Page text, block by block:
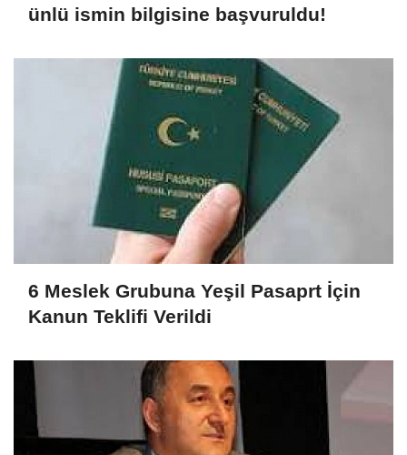
ünlü ismin bilgisine başvuruldu!
6 Meslek Grubuna Yeşil Pasaprt İçin
Kanun Teklifi Verildi